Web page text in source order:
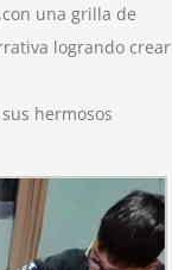
una grilla de
logrando crear
hermosos